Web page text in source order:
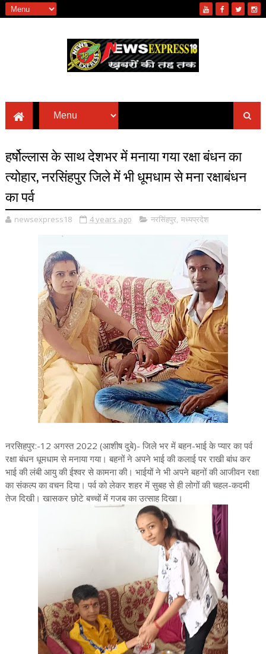
हर्षोल्लास के साथ देशभर में मनाया गया रक्षा बंधन का
त्योहार, नरसिंहपुर जिले में भी धूमधाम से मना रक्षाबंधन
का पर्व
newsexpress18 4 years ago नरसिंहपुर, मध्यप्रदेश
नरसिहपुर:-12 अगस्त 2022 (आशीष दुबे)- जिले भर में बहन-भाई के प्यार का पर्व
रक्षा बंधन धूमधाम से मनाया गया। बहनों ने अपने भाई की कलाई पर राखी बांध कर
भाई की लंबी आयु की ईश्वर से कामना की। भाईयों ने भी अपने बहनों की आजीवन रक्षा
का संकल्प का वचन दिया। पर्व को लेकर शहर में सुबह से ही लोगों की चहल-कदमी
तेज दिखी। खासकर छोटे बच्चों में गजब का उत्साह दिखा।